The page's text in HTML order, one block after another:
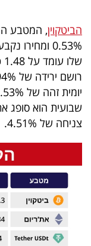
המילון
הכלכלי
פודקאסט
40
UNDER
40
שיתופי
פעולה
הביטקוין, המטבע
רושם ירידה של 3.94%. בדומה לו, גם
שבועית הוא סופג
צניחה של 4.51%.